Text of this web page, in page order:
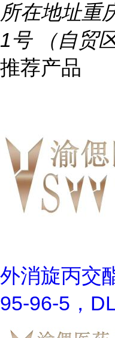
所在地址重
1号 （自贸区
推荐产品
外消旋丙交
95-96-5，